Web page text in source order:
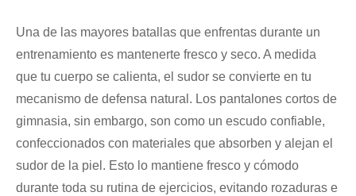
Una de las mayores batallas que enfrentas durante un
entrenamiento es mantenerte fresco y seco. A medida
que tu cuerpo se calienta, el sudor se convierte en tu
mecanismo de defensa natural. Los pantalones cortos de
gimnasia, sin embargo, son como un escudo confiable,
confeccionados con materiales que absorben y alejan el
sudor de la piel. Esto lo mantiene fresco y cómodo
durante toda su rutina de ejercicios, evitando rozaduras e